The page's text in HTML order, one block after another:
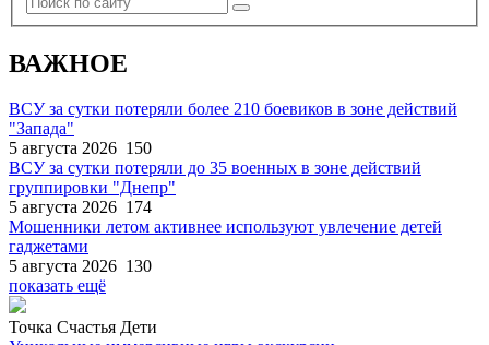
ВАЖНОЕ
ВСУ за сутки потеряли более 210 боевиков в зоне действий
"Запада"
5 августа 2026 150
ВСУ за сутки потеряли до 35 военных в зоне действий
группировки "Днепр"
5 августа 2026 174
Мошенники летом активнее используют увлечение детей
гаджетами
5 августа 2026 130
показать ещё
Точка Счастья Дети